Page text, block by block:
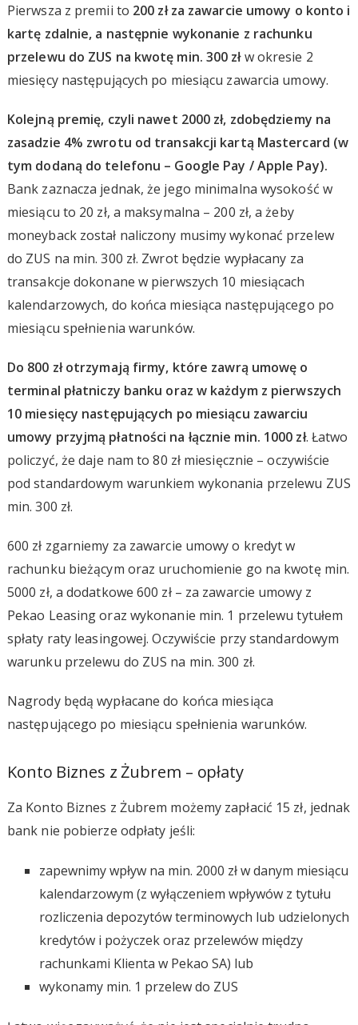
Pierwsza z premii to 200 zł za zawarcie umowy o konto i
kartę zdalnie, a następnie wykonanie z rachunku
przelewu do ZUS na kwotę min. 300 złw okresie 2
miesięcy następujących po miesiącu zawarcia umowy.
Kolejną premię, czyli nawet 2000 zł, zdobędziemy na
zasadzie 4% zwrotu od transakcji kartą Mastercard (w
tym dodaną do telefonu – Google Pay / Apple Pay).
Bank zaznacza jednak, że jego minimalna wysokość w
miesiącu to 20 zł, a maksymalna – 200 zł, a żeby
moneyback został naliczony musimy wykonać przelew
do ZUS na min. 300 zł. Zwrot będzie wypłacany za
transakcje dokonane w pierwszych 10 miesiącach
kalendarzowych, do końca miesiąca następującego po
miesiącu spełnienia warunków.
Do 800 zł otrzymają firmy, które zawrą umowę o
terminal płatniczy banku oraz w każdym z pierwszych
10 miesięcy następujących po miesiącu zawarciu
umowy przyjmą płatności na łącznie min. 1000 zł. Łatwo
policzyć, że daje nam to 80 zł miesięcznie – oczywiście
pod standardowym warunkiem wykonania przelewu ZUS
min. 300 zł.
600 zł zgarniemy za zawarcie umowy o kredyt w
rachunku bieżącym oraz uruchomienie go na kwotę min.
5000 zł, a dodatkowe 600 zł – za zawarcie umowy z
Pekao Leasing oraz wykonanie min. 1 przelewu tytułem
spłaty raty leasingowej. Oczywiście przy standardowym
warunku przelewu do ZUS na min. 300 zł.
Nagrody będą wypłacane do końca miesiąca
następującego po miesiącu spełnienia warunków.
Konto Biznes z Żubrem – opłaty
Za Konto Biznes z Żubrem możemy zapłacić 15 zł, jednak
bank nie pobierze odpłaty jeśli:
zapewnimy wpływ na min. 2000 zł w danym miesiącu
kalendarzowym (z wyłączeniem wpływów z tytułu
rozliczenia depozytów terminowych lub udzielonych
kredytów i pożyczek oraz przelewów między
rachunkami Klienta w Pekao SA) lub
wykonamy min. 1 przelew do ZUS